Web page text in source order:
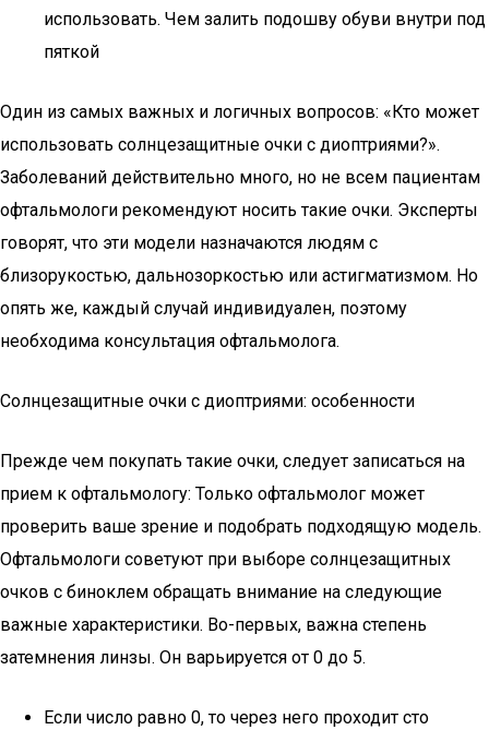
использовать. Чем залить подошву обуви внутри под
пяткой
Один из самых важных и логичных вопросов: «Кто может
использовать солнцезащитные очки с диоптриями?».
Заболеваний действительно много, но не всем пациентам
офтальмологи рекомендуют носить такие очки. Эксперты
говорят, что эти модели назначаются людям с
близорукостью, дальнозоркостью или астигматизмом. Но
опять же, каждый случай индивидуален, поэтому
необходима консультация офтальмолога.
Солнцезащитные очки с диоптриями: особенности
Прежде чем покупать такие очки, следует записаться на
прием к офтальмологу: Только офтальмолог может
проверить ваше зрение и подобрать подходящую модель.
Офтальмологи советуют при выборе солнцезащитных
очков с биноклем обращать внимание на следующие
важные характеристики. Во-первых, важна степень
затемнения линзы. Он варьируется от 0 до 5.
Если число равно 0, то через него проходит сто